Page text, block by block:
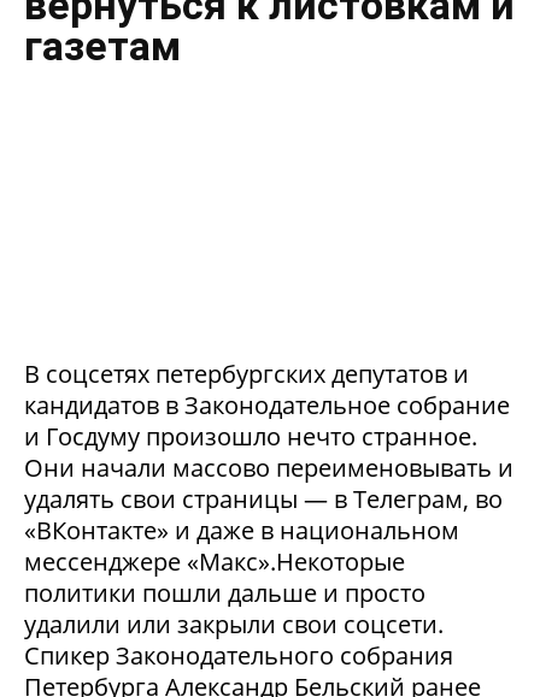
газетам
В соцсетях петербургских депутатов и
кандидатов в Законодательное собрание
и Госдуму произошло нечто странное.
Они начали массово переименовывать и
удалять свои страницы — в Телеграм, во
«ВКонтакте» и даже в национальном
мессенджере «Макс».Некоторые
политики пошли дальше и просто
удалили или закрыли свои соцсети.
Спикер Законодательного собрания
Петербурга Александр Бельский ранее